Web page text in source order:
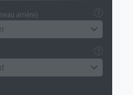
arrière)